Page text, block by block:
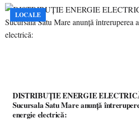
LOCALE
DISTRIBUȚIE ENERGIE
Sucursala Satu Mare anunţă
energie electrică: